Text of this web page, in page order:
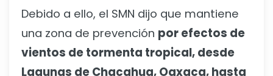
Debido a ello, el SMN dijo que mantiene
una zona de prevención por efectos de
vientos de tormenta tropical, desde
Lagunas de Chacahua, Oaxaca, hasta